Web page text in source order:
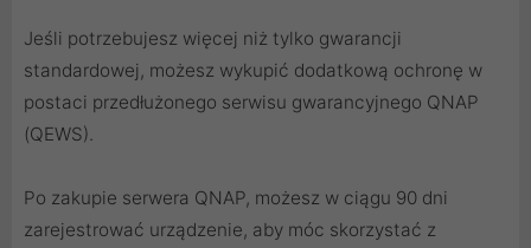
Jeśli potrzebujesz więcej niż tylko gwarancji
standardowej, możesz wykupić dodatkową ochronę w
postaci przedłużonego serwisu gwarancyjnego QNAP
(QEWS).
Po zakupie serwera QNAP, możesz w ciągu 90 dni
zarejestrować urządzenie, aby móc skorzystać z